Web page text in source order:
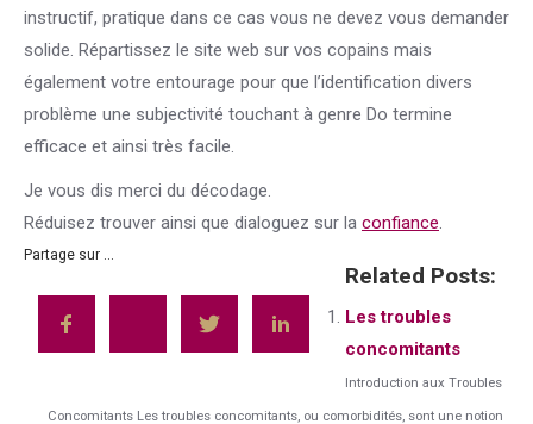
instructif, pratique dans ce cas vous ne devez vous demander
solide. Répartissez le site web sur vos copains mais
également votre entourage pour que l’identification divers
problème une subjectivité touchant à genre Do termine
efficace et ainsi très facile.
Je vous dis merci du décodage.
Réduisez trouver ainsi que dialoguez sur la confiance.
Partage sur ...
Related Posts:
Les troubles
concomitants
Introduction aux Troubles
Concomitants Les troubles concomitants, ou comorbidités, sont une notion